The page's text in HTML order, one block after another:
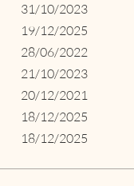
31/10/2023
19/12/2025
28/06/2022
21/10/2023
20/12/2021
18/12/2025
18/12/2025